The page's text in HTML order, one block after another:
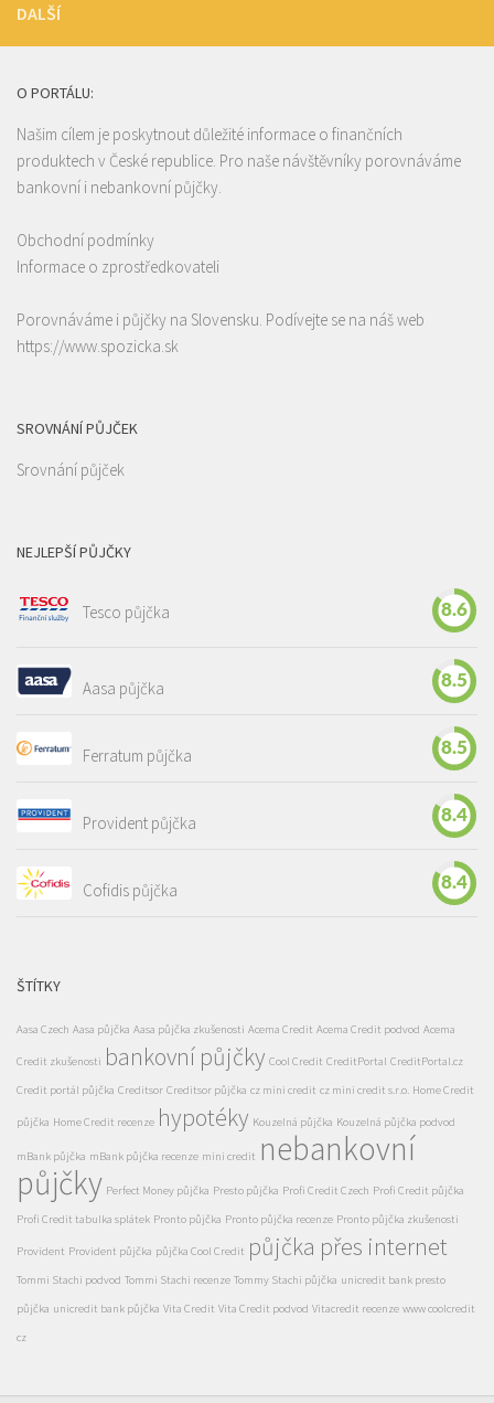
DALŠÍ
O PORTÁLU:
Našim cílem je poskytnout důležité informace o finančních
produktech v České republice. Pro naše návštěvníky porovnáváme
bankovní i nebankovní půjčky.
Obchodní podmínky
Informace o zprostředkovateli
Porovnáváme i půjčky na Slovensku. Podívejte se na náš web
https://www.spozicka.sk
SROVNÁNÍ PŮJČEK
Srovnání půjček
NEJLEPŠÍ PŮJČKY
Tesco půjčka 8.6
Aasa půjčka 8.5
Ferratum půjčka 8.5
Provident půjčka 8.4
Cofidis půjčka 8.4
ŠTÍTKY
Aasa Czech Aasa půjčka Aasa půjčka zkušenosti Acema Credit Acema Credit podvod Acema
Credit zkušenosti bankovní půjčky Cool Credit CreditPortal CreditPortal.cz
Credit portál půjčka Creditsor Creditsor půjčka cz mini credit cz mini credit s.r.o. Home Credit
půjčka Home Credit recenze hypotéky Kouzelná půjčka Kouzelná půjčka podvod
mBank půjčka mBank půjčka recenze mini credit nebankovní
půjčky Perfect Money půjčka Presto půjčka Profi Credit Czech Profi Credit půjčka
Profi Credit tabulka splátek Pronto půjčka Pronto půjčka recenze Pronto půjčka zkušenosti
Provident Provident půjčka půjčka Cool Credit půjčka přes internet
Tommi Stachi podvod Tommi Stachi recenze Tommy Stachi půjčka unicredit bank presto
půjčka unicredit bank půjčka Vita Credit Vita Credit podvod Vitacredit recenze www coolcredit
cz